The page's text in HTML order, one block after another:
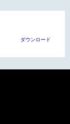
ダウンロード